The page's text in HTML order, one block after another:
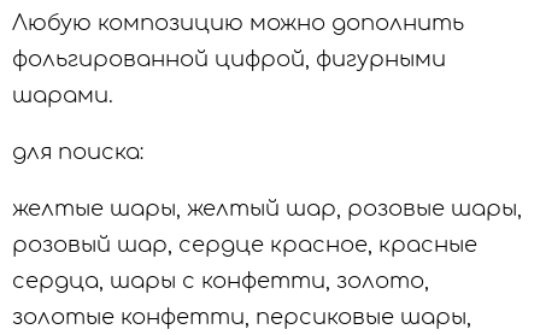
Любую композицию можно дополнить
фольгированной цифрой, фигурными
шарами.
для поиска:
желтые шары, желтый шар, розовые шары,
розовый шар, сердце красное, красные
сердца, шары с конфетти, золото,
золотые конфетти, персиковые шары,